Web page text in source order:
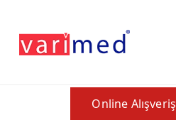
Online Alışveriş